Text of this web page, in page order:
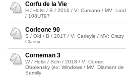
Corfu de la Vie
H / Holst / B / 2016 / V: Cumano / MV: Lord
/ 108UT97
Corleone 90
S / Old / B / 2017 / V: Carleyle / MV: Crazy
Classic
Corneman 3
W / Holst / Schi / 2018 / V: Cornet
Obolensky (ex: Windows / MV: Diamant de
Semilly